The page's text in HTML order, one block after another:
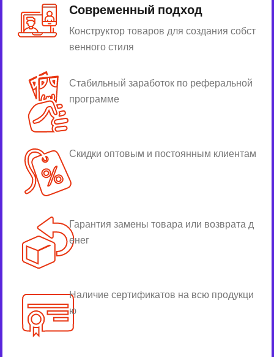
Современный подход
Конструктор товаров для создания собст
венного стиля
Стабильный заработок по реферальной
программе
Скидки оптовым и постоянным клиентам
Гарантия замены товара или возврата д
енег
Наличие сертификатов на всю продукци
ю